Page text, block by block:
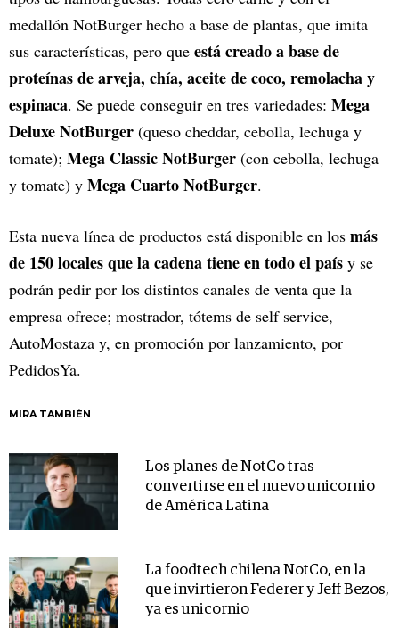
medallón NotBurger hecho a base de plantas, que imita
sus características, pero que está creado a base de
proteínas de arveja, chía, aceite de coco, remolacha y
espinaca. Se puede conseguir en tres variedades: Mega
Deluxe NotBurger (queso cheddar, cebolla, lechuga y
tomate); Mega Classic NotBurger (con cebolla, lechuga
y tomate) y Mega Cuarto NotBurger.
Esta nueva línea de productos está disponible en los más
de 150 locales que la cadena tiene en todo el país y se
podrán pedir por los distintos canales de venta que la
empresa ofrece; mostrador, tótems de self service,
AutoMostaza y, en promoción por lanzamiento, por
PedidosYa.
MIRA TAMBIÉN
Los planes de NotCo tras
convertirse en el nuevo unicornio
de América Latina
La foodtech chilena NotCo, en la
que invirtieron Federer y Jeff Bezos,
ya es unicornio